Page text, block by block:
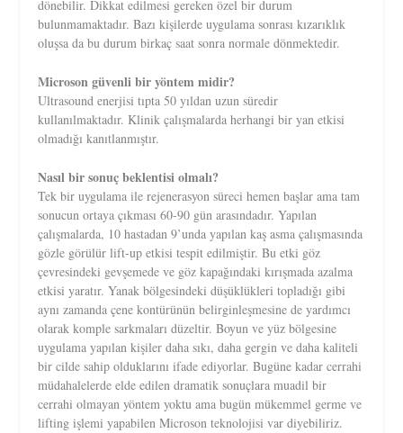
dönebilir. Dikkat edilmesi gereken özel bir durum
bulunmamaktadır. Bazı kişilerde uygulama sonrası kızarıklık
oluşsa da bu durum birkaç saat sonra normale dönmektedir.
Microson güvenli bir yöntem midir?
Ultrasound enerjisi tıpta 50 yıldan uzun süredir
kullanılmaktadır. Klinik çalışmalarda herhangi bir yan etkisi
olmadığı kanıtlanmıştır.
Nasıl bir sonuç beklentisi olmalı?
Tek bir uygulama ile rejenerasyon süreci hemen başlar ama tam
sonucun ortaya çıkması 60-90 gün arasındadır. Yapılan
çalışmalarda, 10 hastadan 9’unda yapılan kaş asma çalışmasında
gözle görülür lift-up etkisi tespit edilmiştir. Bu etki göz
çevresindeki gevşemede ve göz kapağındaki kırışmada azalma
etkisi yaratır. Yanak bölgesindeki düşüklükleri topladığı gibi
aynı zamanda çene kontürünün belirginleşmesine de yardımcı
olarak komple sarkmaları düzeltir. Boyun ve yüz bölgesine
uygulama yapılan kişiler daha sıkı, daha gergin ve daha kaliteli
bir cilde sahip olduklarını ifade ediyorlar. Bugüne kadar cerrahi
müdahalelerde elde edilen dramatik sonuçlara muadil bir
cerrahi olmayan yöntem yoktu ama bugün mükemmel germe ve
lifting işlemi yapabilen Microson teknolojisi var diyebiliriz.